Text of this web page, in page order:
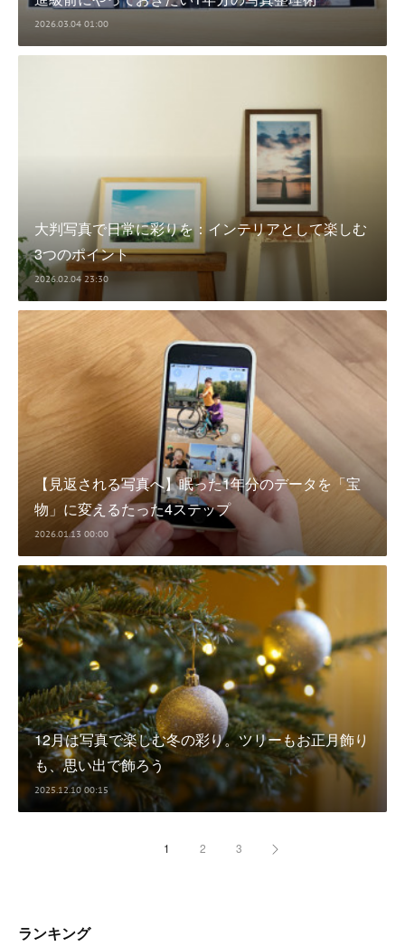
2026.03.04 01:00
大判写真で日常に彩りを：インテリアとして楽しむ
3つのポイント
2026.02.04 23:30
【見返される写真へ】眠った1年分のデータを「宝
物」に変えるたった4ステップ
2026.01.13 00:00
12月は写真で楽しむ冬の彩り。ツリーもお正月飾り
も、思い出で飾ろう
2025.12.10 00:15
1 2 3
ランキング